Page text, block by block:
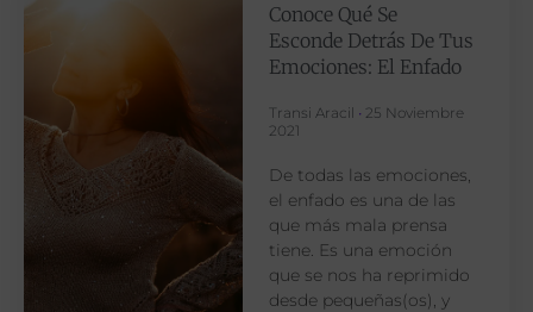
Conoce Qué Se
Esconde Detrás De Tus
Emociones: El Enfado
Transi Aracil
25 Noviembre
2021
De todas las emociones,
el enfado es una de las
que más mala prensa
tiene. Es una emoción
que se nos ha reprimido
desde pequeñas(os), y